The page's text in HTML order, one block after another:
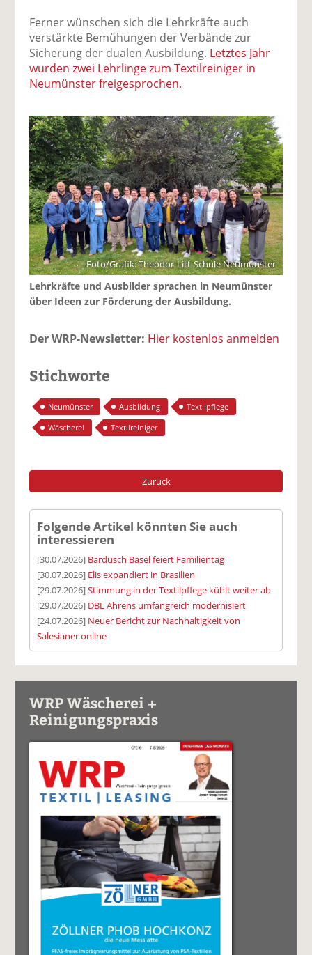
Ferner wünschen sich die Lehrkräfte auch
verstärkte Bemühungen der Verbände zur
Sicherung der dualen Ausbildung. Letztes Jahr
wurden zwei Lehrlinge zum Textilreiniger in
Neumünster freigesprochen.
Foto/Grafik: Theodor-Litt-Schule Neumünster
Lehrkräfte und Ausbilder sprachen in Neumünster
über Ideen zur Förderung der Ausbildung.
Der WRP-Newsletter: Hier kostenlos anmelden
Stichworte
Neumünster Ausbildung
Textilpflege
Wäscherei
Textilreiniger
Zurück
Folgende Artikel könnten Sie auch
interessieren
[30.07.2026] Bardusch Basel feiert Familientag
[30.07.2026] Elis expandiert in Brasilien
[29.07.2026]Stimmung in der Textilpflege kühlt weiter ab
[29.07.2026] DBL Ahrens umfangreich modernisiert
[24.07.2026] Neuer Bericht zur Nachhaltigkeit von
Salesianer online
WRP Wäscherei +
Reinigungspraxis